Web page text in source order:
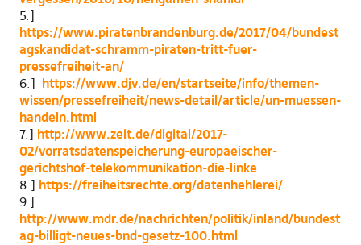
5.]
https://www.piratenbrandenburg.de/2017/04/bundest
agskandidat-schramm-piraten-tritt-fuer-
pressefreiheit-an/
6.] https://www.djv.de/en/startseite/info/themen-
wissen/pressefreiheit/news-detail/article/un-muessen-
handeln.html
7.] http://www.zeit.de/digital/2017-
02/vorratsdatenspeicherung-europaeischer-
gerichtshof-telekommunikation-die-linke
8.] https://freiheitsrechte.org/datenhehlerei/
9.]
http://www.mdr.de/nachrichten/politik/inland/bundest
ag-billigt-neues-bnd-gesetz-100.html